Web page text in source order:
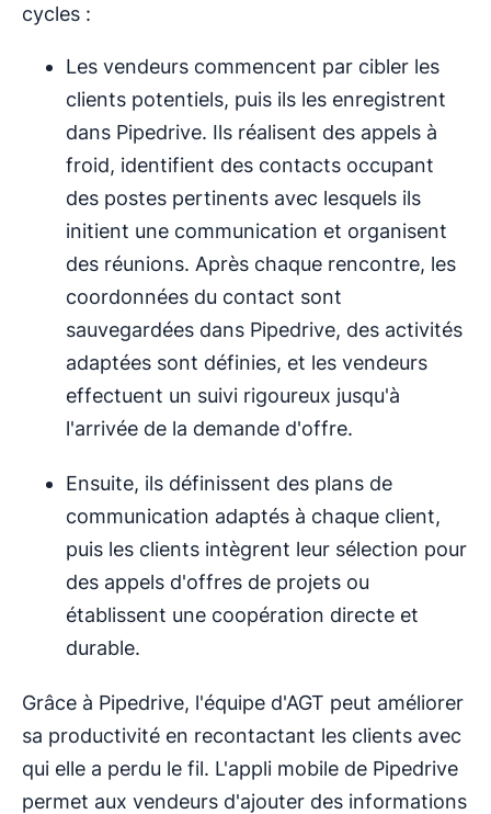
cycles :
Les vendeurs commencent par cibler les
clients potentiels, puis ils les enregistrent
dans Pipedrive. Ils réalisent des appels à
froid, identifient des contacts occupant
des postes pertinents avec lesquels ils
initient une communication et organisent
des réunions. Après chaque rencontre, les
coordonnées du contact sont
sauvegardées dans Pipedrive, des activités
adaptées sont définies, et les vendeurs
effectuent un suivi rigoureux jusqu'à
l'arrivée de la demande d'offre.
Ensuite, ils définissent des plans de
communication adaptés à chaque client,
puis les clients intègrent leur sélection pour
des appels d'offres de projets ou
établissent une coopération directe et
durable.
Grâce à Pipedrive, l'équipe d'AGT peut améliorer
sa productivité en recontactant les clients avec
qui elle a perdu le fil. L'appli mobile de Pipedrive
permet aux vendeurs d'ajouter des informations